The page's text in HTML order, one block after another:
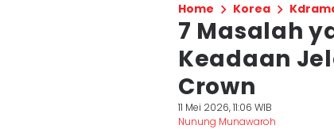
Home Korea
7 Masalah
Keadaan
Crown
11 Mei 2026, 11:06 WIB
Nunung Munawaroh